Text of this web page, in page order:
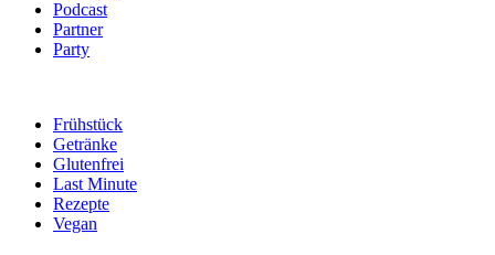
Podcast
Partner
Party
Frühstück
Getränke
Glutenfrei
Last Minute
Rezepte
Vegan